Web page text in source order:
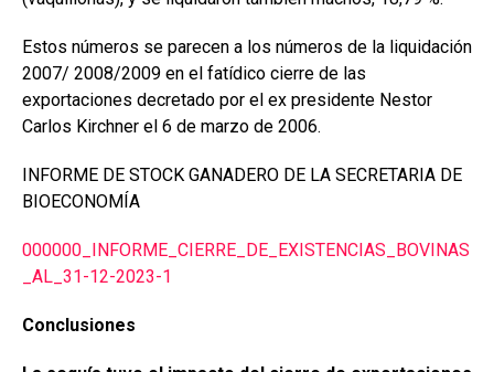
Estos números se parecen a los números de la liquidación
2007/ 2008/2009 en el fatídico cierre de las
exportaciones decretado por el ex presidente Nestor
Carlos Kirchner el 6 de marzo de 2006.
INFORME DE STOCK GANADERO DE LA SECRETARIA DE
BIOECONOMÍA
000000_INFORME_CIERRE_DE_EXISTENCIAS_BOVINAS
_AL_31-12-2023-1
Conclusiones